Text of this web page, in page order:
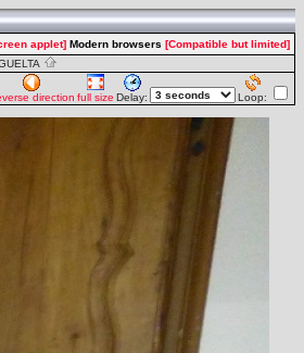
applet] Modern browsers [Compatible but limited]
direction full size Delay: Loop: